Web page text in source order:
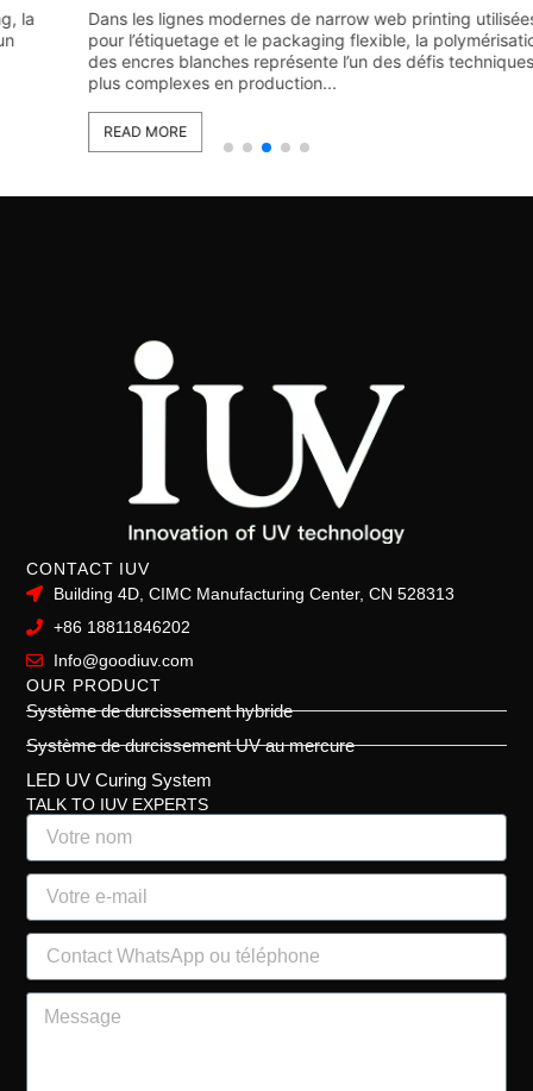
Dans les lignes modernes de narrow web printing utilisées
pour l’étiquetage et le packaging flexible, la polymérisation
des encres blanches représente l’un des défis techniques les
plus complexes en production...
READ MORE
CONTACT IUV
Building 4D, CIMC Manufacturing Center, CN 528313
+86 18811846202
Info@goodiuv.com
OUR PRODUCT
Système de durcissement hybride
Système de durcissement UV au mercure
LED UV Curing System
TALK TO IUV EXPERTS